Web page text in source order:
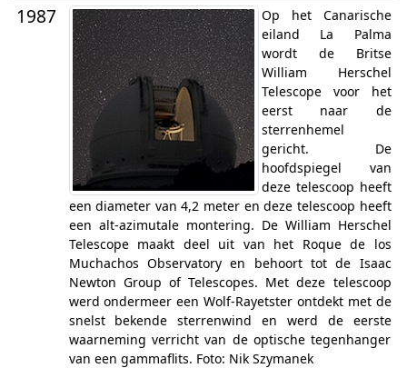
1987
Op het Canarische
eiland La Palma
wordt de Britse
William Herschel
Telescope voor het
eerst naar de
sterrenhemel
gericht. De
hoofdspiegel van
deze telescoop heeft
een diameter van 4,2 meter en deze telescoop heeft
een alt-azimutale montering. De William Herschel
Telescope maakt deel uit van het Roque de los
Muchachos Observatory en behoort tot de Isaac
Newton Group of Telescopes. Met deze telescoop
werd ondermeer een Wolf-Rayetster ontdekt met de
snelst bekende sterrenwind en werd de eerste
waarneming verricht van de optische tegenhanger
van een gammaflits. Foto: Nik Szymanek